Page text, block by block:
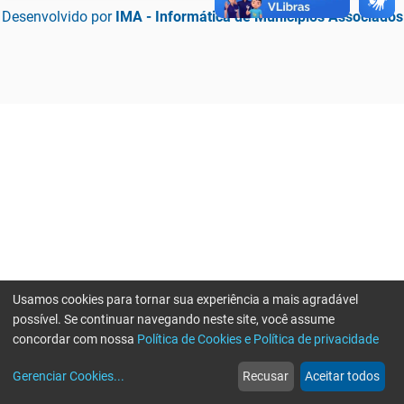
Desenvolvido por IMA - Informática de Municípios Associados
web
Notícias
more_horiz
Mais
Usamos cookies para tornar sua experiência a mais agradável
possível. Se continuar navegando neste site, você assume
concordar com nossa Política de Cookies e Política de privacidade
Gerenciar Cookies... Recusar Aceitar todos
Erro ao enviar informações, por favor tente novamente